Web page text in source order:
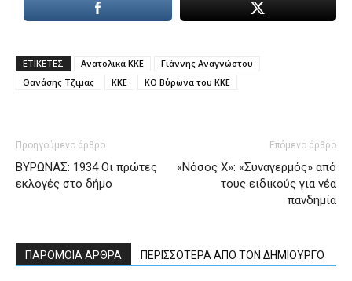
ΕΤΙΚΕΤΕΣ Ανατολικά ΚΚΕ
Γιάννης Αναγνώστου
Θανάσης Τζιμας
ΚΚΕ ΚΟ Βύρωνα του ΚΚΕ
Προηγούμενο άρθρο
ΒΥΡΩΝΑΣ: 1934 Οι πρώτες
εκλογές στο δήμο
Επόμενο άρθρο
«Νόσος Χ»: «Συναγερμός» από
τους ειδικούς για νέα
πανδημία
ΠΑΡΟΜΟΙΑ ΑΡΘΡΑ ΠΕΡΙΣΣΟΤΕΡΑ ΑΠΟ ΤΟΝ ΔΗΜΙΟΥΡΓΟ